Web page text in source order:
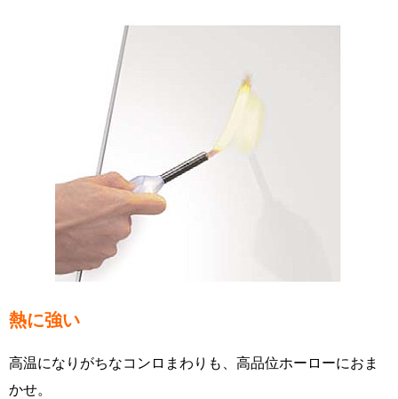
熱に強い
高温になりがちなコンロまわりも、高品位ホーローにおま
かせ。